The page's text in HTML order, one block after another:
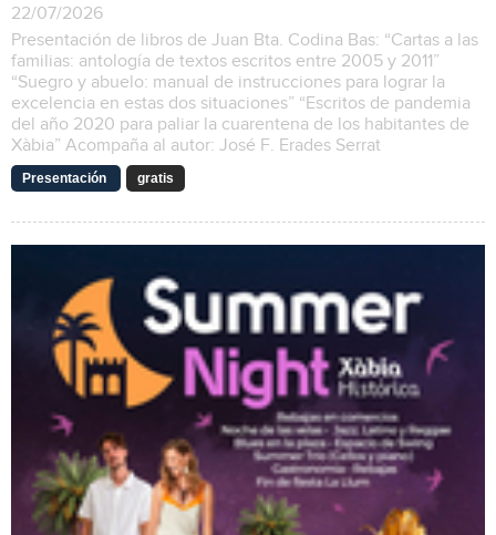
22/07/2026
Presentación de libros de Juan Bta. Codina Bas: “Cartas a las
familias: antología de textos escritos entre 2005 y 2011”
“Suegro y abuelo: manual de instrucciones para lograr la
excelencia en estas dos situaciones” “Escritos de pandemia
del año 2020 para paliar la cuarentena de los habitantes de
Xàbia” Acompaña al autor: José F. Erades Serrat
Presentación gratis